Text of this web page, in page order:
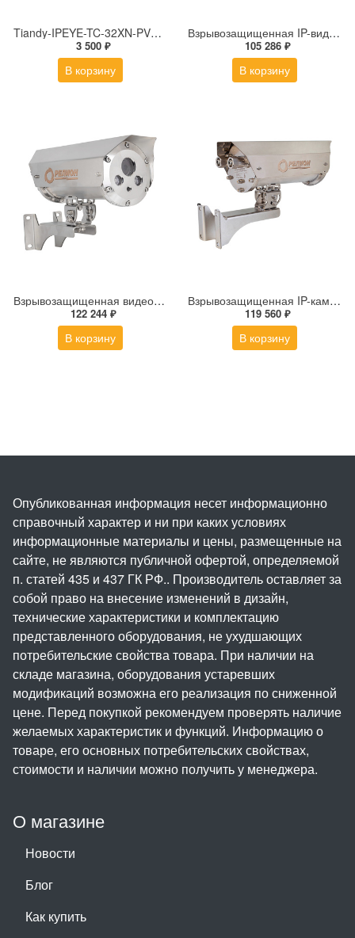
Tiandy-IPEYE-TC-32XN-PVZ 2Мп купольная «турель» IP камера с фиксированным объективом, серия SPARK со встроенным агентом IPEYE для ПВЗ
3 500 ₽
В корзину
Взрывозащищенная IP-видеокамера Релион Релион-Exd-Н-100-ИК-IP5Мп2.7-13.5Z-PoE-SD-МК-TR
105 286 ₽
В корзину
Взрывозащищенная видеокамера Релион Релион-Exd-Н-150-ИК-IP2Мп5-50Z-220-SD-С-TR
122 244 ₽
В корзину
Взрывозащищенная IP-камера Релион Релион-Exd-Н-150-ИК-IP8Мп2.7-13.5Z-PoE-SD-МК-TR
119 560 ₽
В корзину
О магазине
Новости
Блог
Как купить
Опубликованная информация несет информационно
справочный характер и ни при каких условиях
информационные материалы и цены, размещенные на
сайте, не являются публичной офертой, определяемой
п. статей 435 и 437 ГК РФ.. Производитель оставляет за
собой право на внесение изменений в дизайн,
технические характеристики и комплектацию
представленного оборудования, не ухудшающих
потребительские свойства товара. При наличии на
складе магазина, оборудования устаревших
модификаций возможна его реализация по сниженной
цене. Перед покупкой рекомендуем проверять наличие
желаемых характеристик и функций. Информацию о
товаре, его основных потребительских свойствах,
стоимости и наличии можно получить у менеджера.